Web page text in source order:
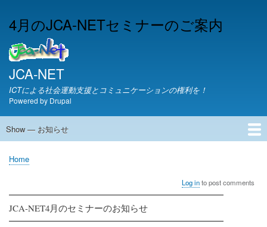
main
4月のJCA-NETセミナーのご案内
JCA-NET
ICTによる社会運動支援とコミュニケーションの権利を！
Powered by Drupal
お
ら
Show — お知らせ
JCA-NETからのお知らせ
Breadcrumb
Home
Log into post comments
━━━━━━━━━━━━━━━━━━━━━━━━
JCA-NET4月のセミナーのお知らせ
━━━━━━━━━━━━━━━━━━━━━━━━